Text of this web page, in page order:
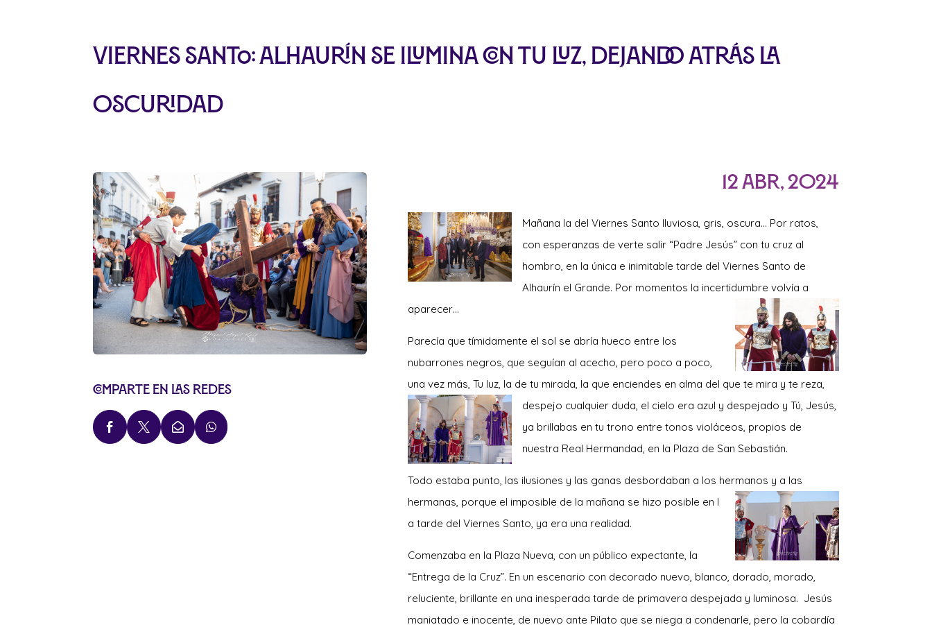
Viernes Santo: Alhaurín se ilumina con Tu Luz, dejando atrás la
oscuridad
Comparte en las redes
   
12 Abr, 2024
Mañana la del Viernes Santo lluviosa, gris, oscura… Por ratos,
con esperanzas de verte salir “Padre Jesús” con tu cruz al
hombro, en la única e inimitable tarde del Viernes Santo de
Alhaurín el Grande. Por momentos la incertidumbre volvía a
aparecer…
Parecía que tímidamente el sol se abría hueco entre los
nubarrones negros, que seguían al acecho, pero poco a poco,
una vez más, Tu luz, la de tu mirada, la que enciendes en alma del que te mira y te reza,
despejo cualquier duda, el cielo era azul y despejado y Tú, Jesús,
ya brillabas en tu trono entre tonos violáceos, propios de
nuestra Real Hermandad, en la Plaza de San Sebastián.
Todo estaba punto, las ilusiones y las ganas desbordaban a los hermanos y a las
hermanas, porque el imposible de la mañana se hizo posible en l
a tarde del Viernes Santo, ya era una realidad.
Comenzaba en la Plaza Nueva, con un público expectante, la
“Entrega de la Cruz”. En un escenario con decorado nuevo, blanco, dorado, morado,
reluciente, brillante en una inesperada tarde de primavera despejada y luminosa. Jesús
maniatado e inocente, de nuevo ante Pilato que se niega a condenarle, pero la cobardía